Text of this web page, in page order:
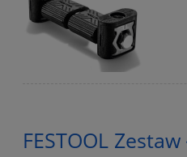
FESTOOL